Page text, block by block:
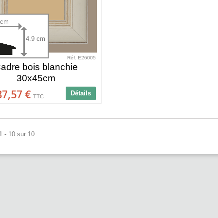
4.9 cm
Réf. E26005
bois blanchie
30x45cm
Détails
€ TTC
- 10 sur 10.